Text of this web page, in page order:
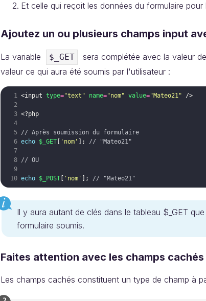
Et celle qui reçoit les données du formulaire pour
Ajoutez un ou plusieurs champs input
La variable $_GET sera complétée avec la valeur
valeur ce qui aura été soumis par l'utilisateur :
<input type="text" name="nom" value="Mateo21" />
<?php
// Après soumission du formulaire
echo $_GET 'nom' ; // "Mateo21"
// OU
echo $_POST 'nom' ; // "Mateo21"
Il y aura autant de clés dans le tableau $_GET
formulaire soumis.
Faites attention avec les champs cachés
Les champs cachés constituent un type de champ à